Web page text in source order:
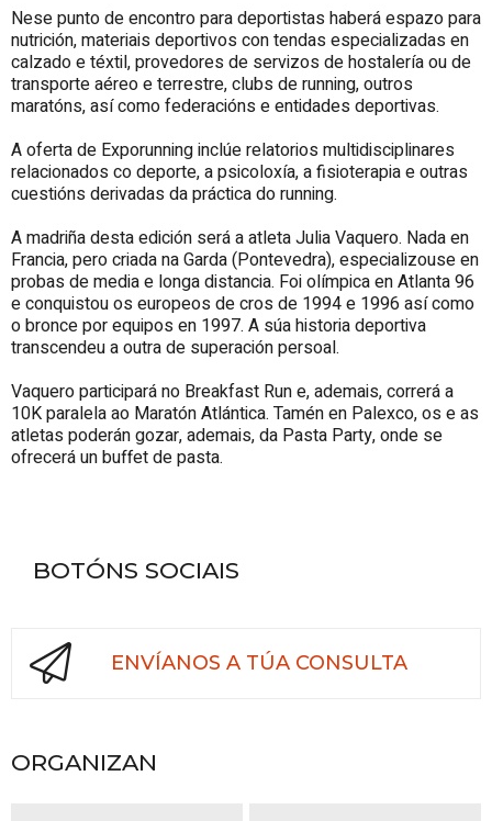
Nese punto de encontro para deportistas haberá espazo para
nutrición, materiais deportivos con tendas especializadas en
calzado e téxtil, provedores de servizos de hostalería ou de
transporte aéreo e terrestre, clubs de running, outros
maratóns, así como federacións e entidades deportivas.
A oferta de Exporunning inclúe relatorios multidisciplinares
relacionados co deporte, a psicoloxía, a fisioterapia e outras
cuestións derivadas da práctica do running.
A madriña desta edición será a atleta Julia Vaquero. Nada en
Francia, pero criada na Garda (Pontevedra), especializouse en
probas de media e longa distancia. Foi olímpica en Atlanta 96
e conquistou os europeos de cros de 1994 e 1996 así como
o bronce por equipos en 1997. A súa historia deportiva
transcendeu a outra de superación persoal.
Vaquero participará no Breakfast Run e, ademais, correrá a
10K paralela ao Maratón Atlántica. Tamén en Palexco, os e as
atletas poderán gozar, ademais, da Pasta Party, onde se
ofrecerá un buffet de pasta.
BOTÓNS SOCIAIS
ENVÍANOS A TÚA CONSULTA
ORGANIZAN